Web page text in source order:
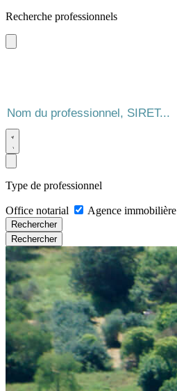
Recherche professionnels
Type de professionnel
Office notarial Agence immobilière
Rechercher
Rechercher